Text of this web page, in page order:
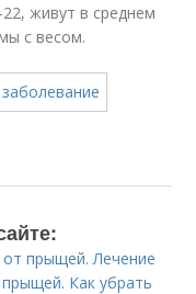
живут в среднем
с весом.
от прыщей. Лечение
Как убрать